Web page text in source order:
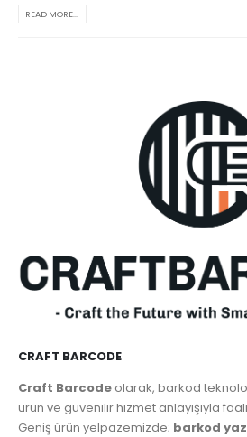
READ MORE...
CRAFT BARCODE
Craft Barcode olarak, barkod
ürün ve güvenilir hizmet anlayışıyla
Geniş ürün yelpazemizde; barkod